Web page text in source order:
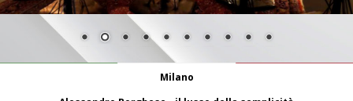
Milano